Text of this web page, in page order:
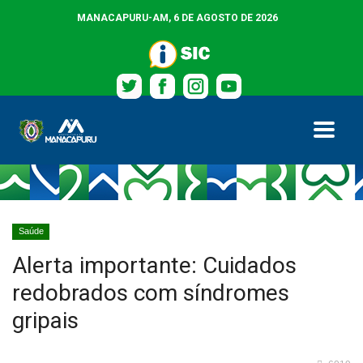
MANACAPURU-AM, 6 DE AGOSTO DE 2026
Saúde
Alerta importante: Cuidados
redobrados com síndromes
gripais